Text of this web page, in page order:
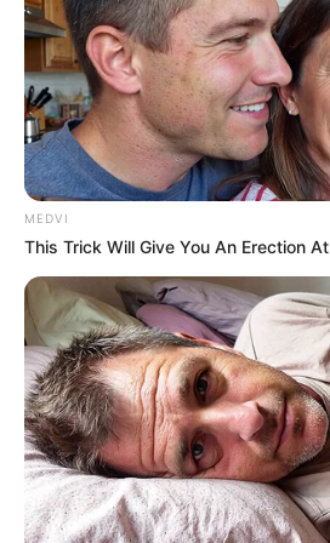
નોંધનીય છે કે, 20 ડિસેમ્બર
યુટ્યુબ ચેનલ પર ચાર ચાર બંગડી
વાળું ગતી અપલોડ કરાયું હતું.
લોકપ્રિય બની ગઈ હતી.
રિબિન એન્ટરટેઇનમેન્ટ પ્રાઇવેટ
MEDVI
This Trick Will Give You An Erection